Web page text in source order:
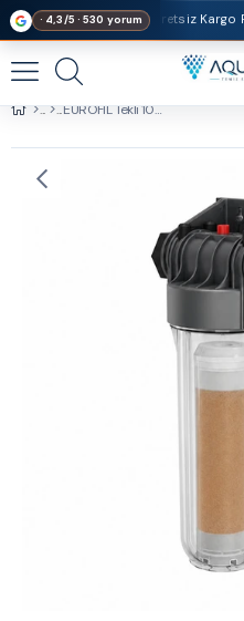
· 4,3/5 · 530 yorum
Alışverişlerde Ücretsiz Kargo Fırsatı!
EUROFIL Tekli 10'' Reçineli Su Arıtma Cihazı